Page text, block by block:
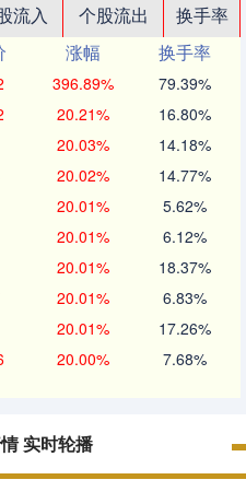
流入 个股流出
换手率
涨幅
换手率
396.89% 79.39%
20.21% 16.80%
20.03% 14.18%
20.02% 14.77%
20.01% 5.62%
20.01% 6.12%
20.01% 18.37%
20.01% 6.83%
20.01% 17.26%
20.00% 7.68%
实时轮播